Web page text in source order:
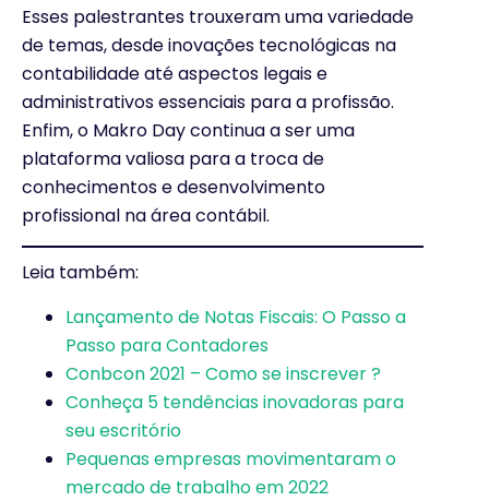
Esses palestrantes trouxeram uma variedade
de temas, desde inovações tecnológicas na
contabilidade até aspectos legais e
administrativos essenciais para a profissão.
Enfim, o Makro Day continua a ser uma
plataforma valiosa para a troca de
conhecimentos e desenvolvimento
profissional na área contábil.
Leia também:
Lançamento de Notas Fiscais: O Passo a
Passo para Contadores
Conbcon 2021 – Como se inscrever ?
Conheça 5 tendências inovadoras para
seu escritório
Pequenas empresas movimentaram o
mercado de trabalho em 2022